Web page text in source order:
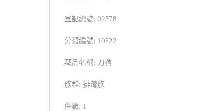
登記總號: 02578
分類編號: 10522
藏品名稱: 刀鞘
族群: 排灣族
件數: 1